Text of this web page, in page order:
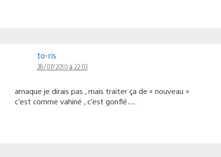
to-ris
28/07/2010 à 22:03
arnaque je dirais pas , mais traiter ça de « nouveau »
c’est comme vahiné , c’est gonflé….